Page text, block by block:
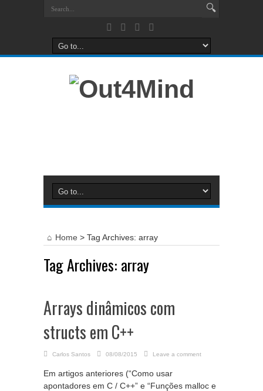
Home > Tag Archives: array
Tag Archives: array
Arrays dinâmicos com
structs em C++
Carlos Santos 08/08/2015 Leave a comment
Em artigos anteriores (“Como usar
apontadores em C / C++” e “Funções malloc e